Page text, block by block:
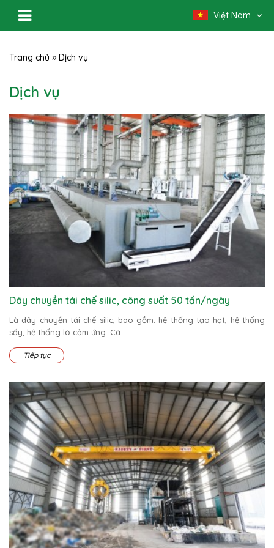
Việt Nam
Trang chủ » Dịch vụ
Dịch vụ
Dây chuyền tái chế silic, công suất 50 tấn/ngày
Là dây chuyền tái chế silic, bao gồm: hệ thống tạo hạt, hệ thống
sấy, hệ thống lò cảm ứng. Cá..
Tiếp tục